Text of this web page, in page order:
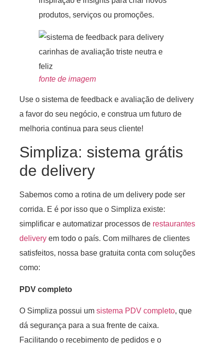
produtos, serviços ou promoções.
fonte de imagem
Use o sistema de feedback e avaliação de delivery
a favor do seu negócio, e construa um futuro de
melhoria continua para seus cliente!
Simpliza: sistema grátis
de delivery
Sabemos como a rotina de um delivery pode ser
corrida. E é por isso que o Simpliza existe:
simplificar e automatizar processos de restaurantes
delivery em todo o país. Com milhares de clientes
satisfeitos, nossa base gratuita conta com soluções
como:
PDV completo
O Simpliza possui um sistema PDV completo, que
dá segurança para a sua frente de caixa.
Facilitando o recebimento de pedidos e o